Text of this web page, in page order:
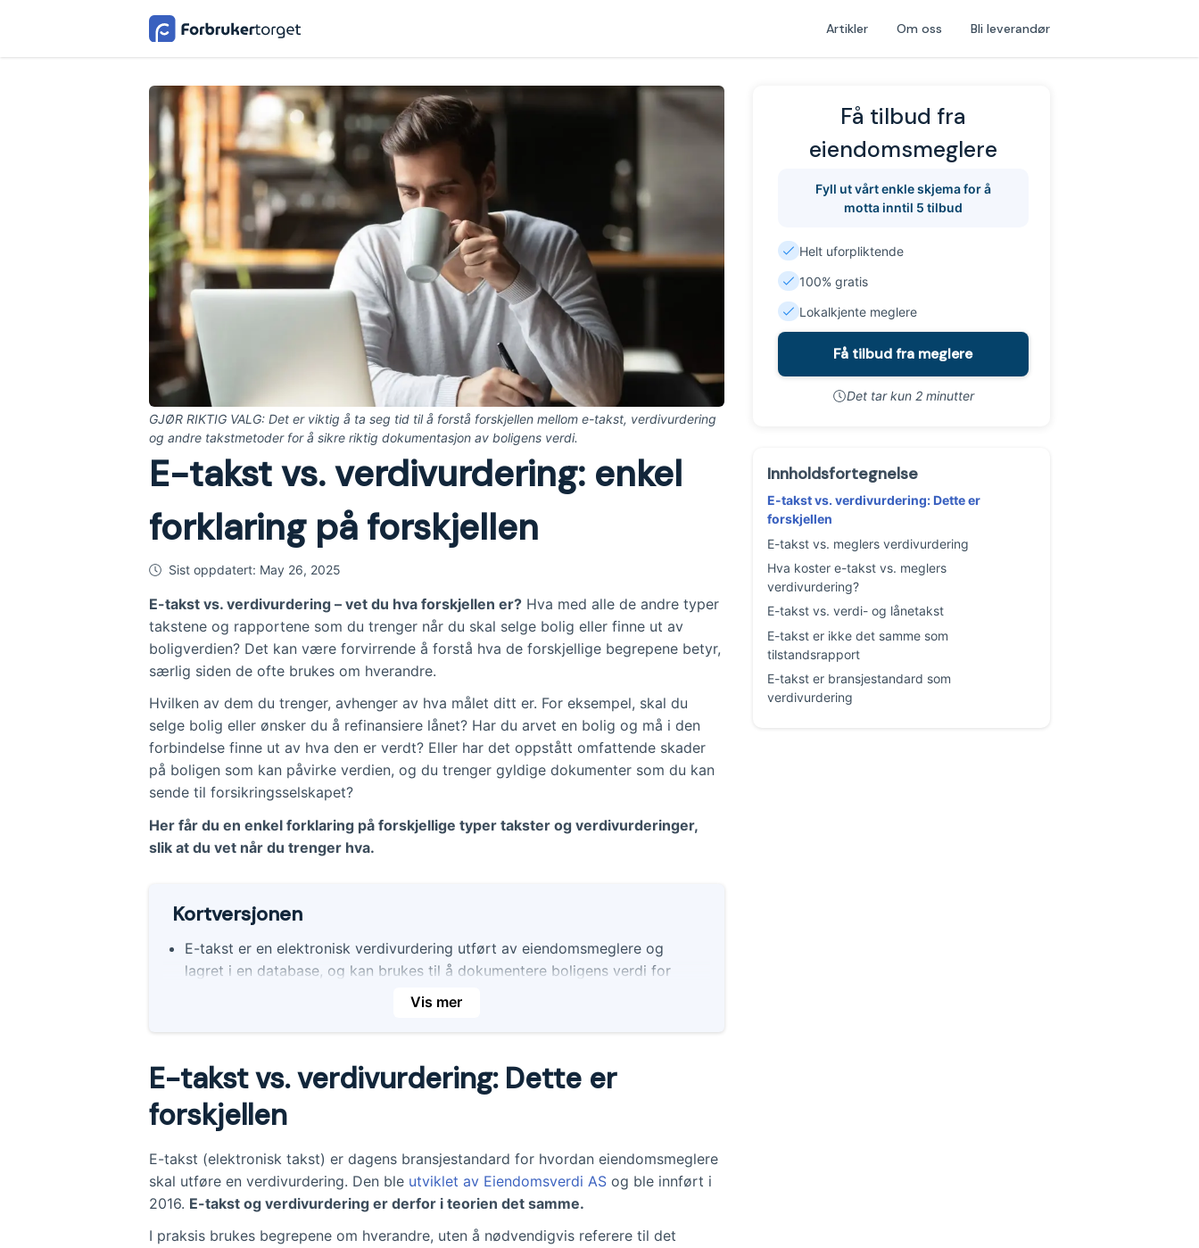
Artikler Om oss Bli leverandør
GJØR RIKTIG VALG: Det er viktig å ta seg tid til å forstå forskjellen mellom e-takst, verdivurdering
og andre takstmetoder for å sikre riktig dokumentasjon av boligens verdi.
E-takst vs. verdivurdering: enkel
forklaring på forskjellen
Sist oppdatert: May 26, 2025
E-takst vs. verdivurdering – vet du hva forskjellen er? Hva med alle de andre typer
takstene og rapportene som du trenger når du skal selge bolig eller finne ut av
boligverdien? Det kan være forvirrende å forstå hva de forskjellige begrepene betyr,
særlig siden de ofte brukes om hverandre.
Hvilken av dem du trenger, avhenger av hva målet ditt er. For eksempel, skal du
selge bolig eller ønsker du å refinansiere lånet? Har du arvet en bolig og må i den
forbindelse finne ut av hva den er verdt? Eller har det oppstått omfattende skader
på boligen som kan påvirke verdien, og du trenger gyldige dokumenter som du kan
sende til forsikringsselskapet?
Her får du en enkel forklaring på forskjellige typer takster og verdivurderinger,
slik at du vet når du trenger hva.
Kortversjonen
E-takst er en elektronisk verdivurdering utført av eiendomsmeglere og
lagret i en database, og kan brukes til å dokumentere boligens verdi for
Meglers verdivurdering inkluderer inspeksjon og analyse av boligen, og
kan brukes som grunnlag for en salgspris ved boligsalg.
Verdi- og lånetakst utføres vanligvis av en takstmann, og inkluderer en
teknisk gjennomgang av boligen.
Vis mer
E-takst vs. verdivurdering: Dette er
forskjellen
E-takst (elektronisk takst) er dagens bransjestandard for hvordan eiendomsmeglere
skal utføre en verdivurdering. Den ble utviklet av Eiendomsverdi AS og ble innført i
2016. E-takst og verdivurdering er derfor i teorien det samme.
I praksis brukes begrepene om hverandre, uten å nødvendigvis referere til det
Få tilbud fra
eiendomsmeglere
Fyll ut vårt enkle skjema for å
motta inntil 5 tilbud
Helt uforpliktende
100% gratis
Lokalkjente meglere
Få tilbud fra meglere
Det tar kun 2 minutter
Innholdsfortegnelse
E-takst vs. verdivurdering: Dette er
forskjellen
E-takst vs. meglers verdivurdering
Hva koster e-takst vs. meglers
verdivurdering?
E-takst vs. verdi- og lånetakst
E-takst er ikke det samme som
tilstandsrapport
E-takst er bransjestandard som
verdivurdering